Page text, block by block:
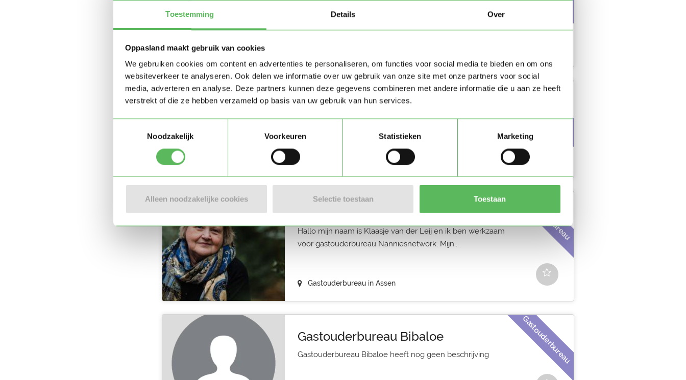
Toestemming Details Over
Oppasland maakt gebruik van cookies
We gebruiken cookies om content en advertenties te personaliseren, om functies voor social media te bieden en om ons
websiteverkeer te analyseren. Ook delen we informatie over uw gebruik van onze site met onze partners voor social
media, adverteren en analyse. Deze partners kunnen deze gegevens combineren met andere informatie die u aan ze heeft
verstrekt of die ze hebben verzameld op basis van uw gebruik van hun services.
Noodzakelijk
Voorkeuren Statistieken Marketing
Alleen noodzakelijke cookies Selectie toestaan Toestaan
omgeving? Bij NannyGo hebben we diverse op...
Nanniesnetwork
Nanniesnetwork heeft nog geen beschrijving
Gastouderbureau in Sint Nicolaasga
Gastouderbureau
Gastouderbureau Nanniesnetwork
Hallo mijn naam is Klaasje van der Leij en ik ben werkzaam
voor gastouderbureau Nanniesnetwork. Mijn...
Gastouderbureau in Assen
Gastouderbureau
Gastouderbureau Bibaloe
Gastouderbureau Bibaloe heeft nog geen beschrijving Gastouderbureau